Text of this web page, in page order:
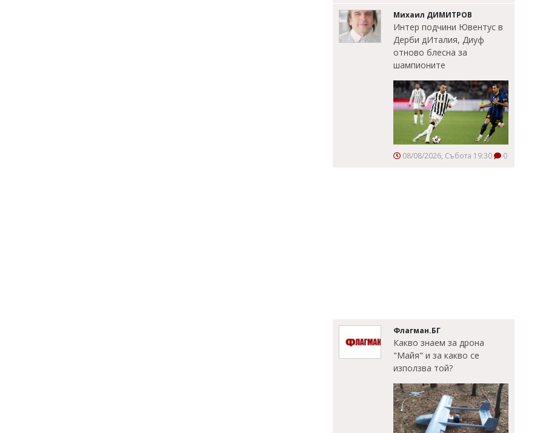
Михаил ДИМИТРОВ
Интер подчини Ювентус в
Дерби дИталия, Диуф
отново блесна за
шампионите
08/08/2026, Събота 19:30 0
Флагман.БГ
Какво знаем за дрона
"Майя" и за какво се
използва той?